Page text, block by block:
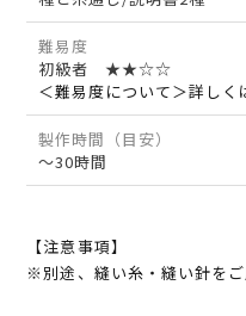
難易度
初級者 ★★☆☆
＜難易度について＞詳しく
製作時間（目安）
～30時間
【注意事項】
※別途、縫い糸・縫い針をご